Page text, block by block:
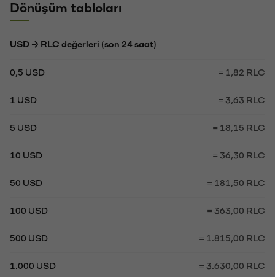
Dönüşüm tabloları
USD → RLC değerleri (son 24 saat)
0,5 USD = 1,82 RLC
1 USD = 3,63 RLC
5 USD = 18,15 RLC
10 USD = 36,30 RLC
50 USD = 181,50 RLC
100 USD = 363,00 RLC
500 USD = 1.815,00 RLC
1.000 USD = 3.630,00 RLC